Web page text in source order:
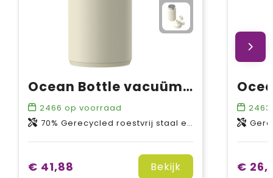
Ocean Bottle vacuümgeïsoleerde waterfles van 750 ml
2466 op voorraad
70% Gerecycled roestvrij staal en 10% PET-kunststof en 10% Gerecycled PET-kunststof en 10% Siliconen kunststof
€ 41,88 Bekijk
2463
€